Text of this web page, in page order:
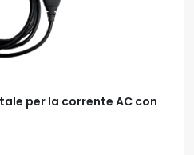
per la corrente AC con